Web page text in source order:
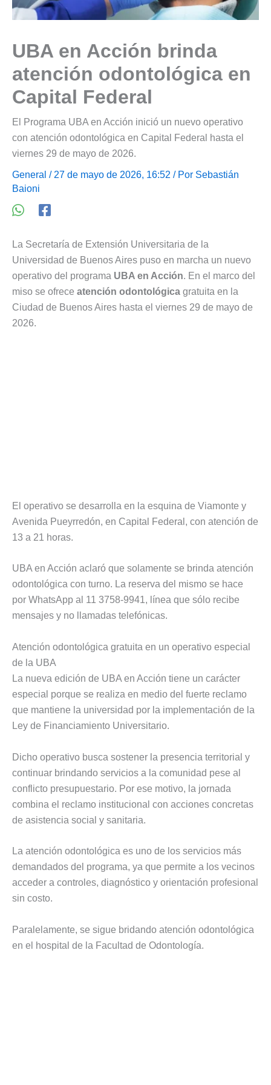
UBA en Acción brinda
atención odontológica en
Capital Federal
El Programa UBA en Acción inició un nuevo operativo
con atención odontológica en Capital Federal hasta el
viernes 29 de mayo de 2026.
General / 27 de mayo de 2026, 16:52 / Por Sebastián
Baioni
La Secretaría de Extensión Universitaria de la
Universidad de Buenos Aires puso en marcha un nuevo
operativo del programa UBA en Acción. En el marco del
miso se ofrece atención odontológica gratuita en la
Ciudad de Buenos Aires hasta el viernes 29 de mayo de
2026.
El operativo se desarrolla en la esquina de Viamonte y
Avenida Pueyrredón, en Capital Federal, con atención de
13 a 21 horas.
UBA en Acción aclaró que solamente se brinda atención
odontológica con turno. La reserva del mismo se hace
por WhatsApp al 11 3758-9941, línea que sólo recibe
mensajes y no llamadas telefónicas.
Atención odontológica gratuita en un operativo especial
de la UBA
La nueva edición de UBA en Acción tiene un carácter
especial porque se realiza en medio del fuerte reclamo
que mantiene la universidad por la implementación de la
Ley de Financiamiento Universitario.
Dicho operativo busca sostener la presencia territorial y
continuar brindando servicios a la comunidad pese al
conflicto presupuestario. Por ese motivo, la jornada
combina el reclamo institucional con acciones concretas
de asistencia social y sanitaria.
La atención odontológica es uno de los servicios más
demandados del programa, ya que permite a los vecinos
acceder a controles, diagnóstico y orientación profesional
sin costo.
Paralelamente, se sigue bridando atención odontológica
en el hospital de la Facultad de Odontología.